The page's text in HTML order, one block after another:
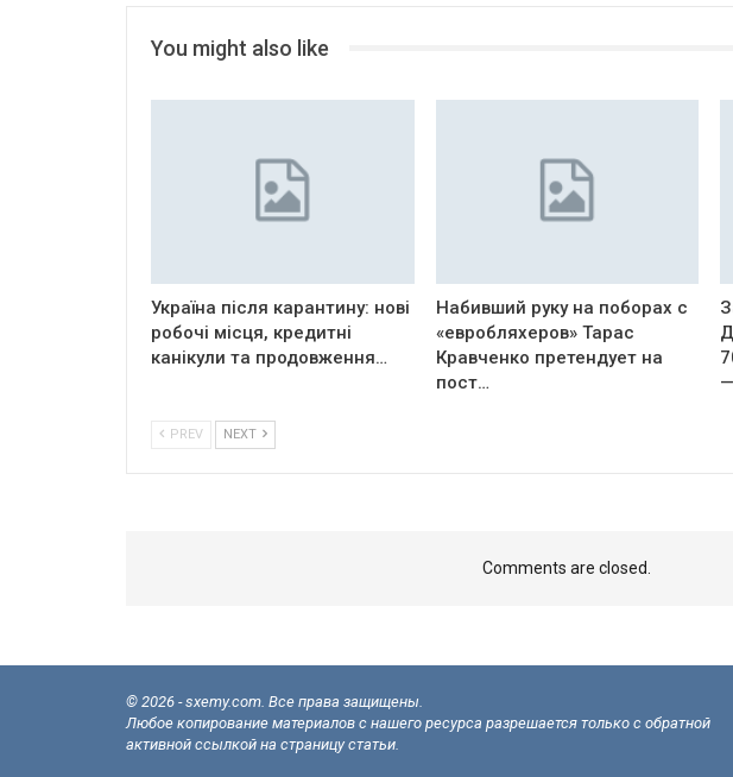
You might also like
Україна після карантину: нові
робочі місця, кредитні
канікули та продовження…
Набивший руку на поборах с
«евробляхеров» Тарас
Кравченко претендует на
пост…
PREV NEXT
Comments are closed.
© 2026 - sxemy.com. Все права защищены.
Любое копирование материалов с нашего ресурса разрешается только с обратной
активной ссылкой на страницу статьи.